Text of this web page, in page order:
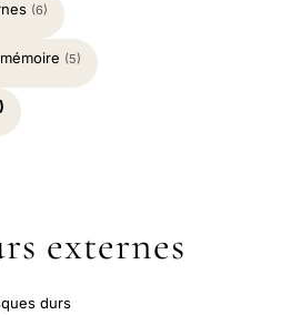
(6)
(5)
externes
durs